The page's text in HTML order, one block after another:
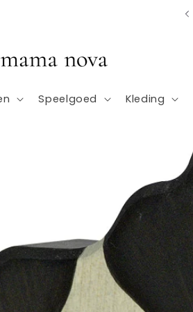
vanaf €100
Speelgoed Kleding